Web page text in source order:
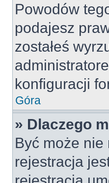
Powodów
podajesz
zostałeś
konfiguracji
Góra
» Dlaczego
Być może
rejestracja